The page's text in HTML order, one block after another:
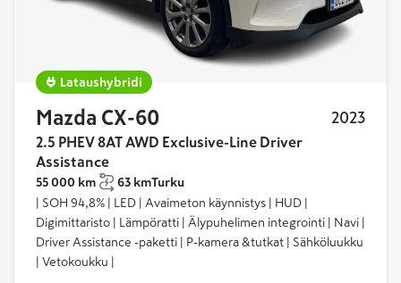
Adaptiivinen vakionopeussäädin
Navigaattori
HUD-tuulilasinäyttö liikennemerkkien
tunnistuksella
Kuolleenkulman varoitusjärjestelmä
Kaistallapitoavustin
Mazda6 farmari
Lataushybridi
Mazda CX-60 2023
2.5 PHEV 8AT AWD Exclusive-Line Driver
Assistance
55 000 km 63 kmTurku
| SOH 94,8% | LED | Avaimeton käynnistys | HUD |
Digimittaristo | Lämpöratti | Älypuhelimen integrointi | Navi |
Driver Assistance -paketti | P-kamera &tutkat | Sähköluukku
| Vetokoukku |